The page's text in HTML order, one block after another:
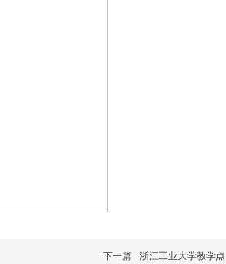
下一篇 浙江工业大学教学点